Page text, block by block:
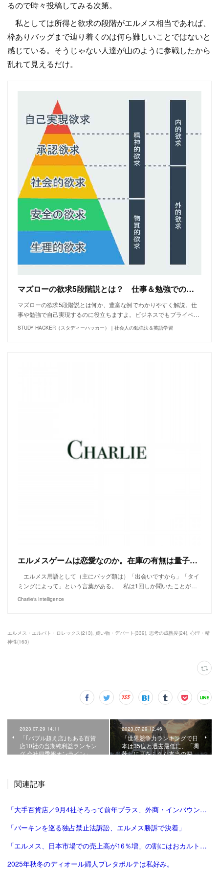
るので時々投稿してみる次第。
私としては所得と欲求の段階がエルメス相当であれば、
枠ありバッグまで辿り着くのは何ら難しいことではないと
感じている。そうじゃない人達が山のように参戦したから
乱れて見えるだけ。
マズローの欲求5段階説とは？ 仕事＆勉強での活用例を徹底解説！ - STUDY HACKER（スタディーハッカー）｜社会人の勉強法＆英語学習
マズローの欲求5段階説とは何か、豊富な例でわかりやすく解説。仕
事や勉強で自己実現するのに役立ちますよ。ビジネスでもプライベ…
STUDY HACKER（スタディーハッカー）｜社会人の勉強法＆英語学習
エルメスゲームは恋愛なのか。在庫の有無は量子的なのか。
エルメス用語として（主にバッグ類は）「出会いですから」「タイ
ミングによって」という言葉がある。 私は1回しか聞いたことが…
Charlie's Intelligence
エルメス・エルパト・ロレックス(213) 買い物・デパート(339) 思考の成熟度(24) 心理・精
神性(163)
2023.07.29 14:11
「｢バブル超え店｣もある百貨
店10社の当期純利益ランキン
グ 会社四季報オンライン」
2023.07.29 12:46
「世界競争力ランキングで日
本は35位と過去最低に、「凋
落」に耳をふさぐ本当の深…
関連記事
「大手百貨店／9月4社そろって前年プラス、外商・インバウンド好調 | 流通ニュース」
「バーキンを巡る独占禁止法訴訟、エルメス勝訴で決着」
「エルメス、日本市場での売上高が16％増」の割にはおカルト系（笑）は減った気がする。
2025年秋冬のディオール婦人プレタポルテは私好み。